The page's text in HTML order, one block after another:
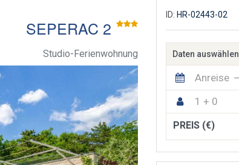
SEPERAC 2
Studio-Ferienwohnung
ID: HR-02443-02
Daten auswählen
Anreise
1 + 0
PREIS (€)